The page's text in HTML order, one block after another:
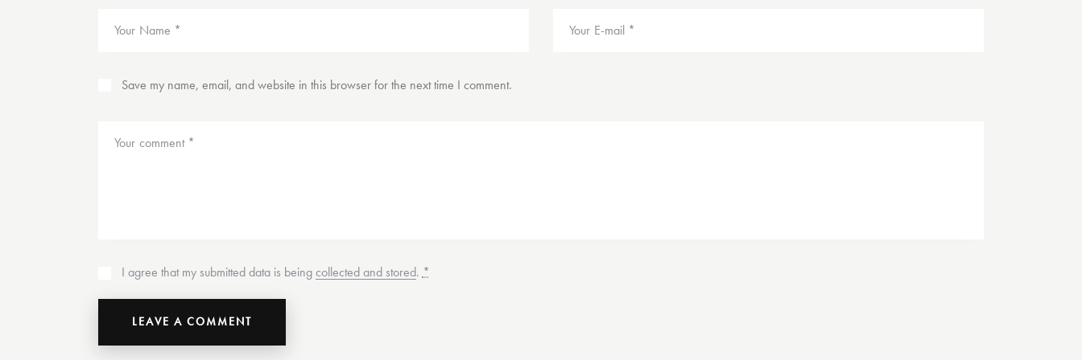
Save my name, email, and website in this browser for the next time I comment.
I agree that my submitted data is beingcollected and stored.*